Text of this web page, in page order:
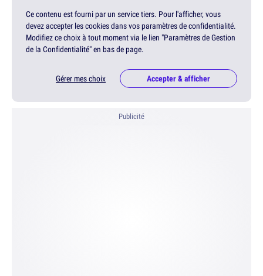
Ce contenu est fourni par un service tiers. Pour l'afficher, vous
devez accepter les cookies dans vos paramètres de confidentialité.
Modifiez ce choix à tout moment via le lien "Paramètres de Gestion
de la Confidentialité" en bas de page.
Gérer mes choix Accepter & afficher
Publicité